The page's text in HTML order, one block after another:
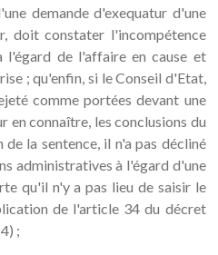
demande d'exequatur d'une
doit constater l'incompétence
l'égard de l'affaire en cause et
; qu'enfin, si le Conseil d'Etat,
comme portées devant une
connaître, les conclusions du
la sentence, il n'a pas décliné
administratives à l'égard d'une
qu'il n'y a pas lieu de saisir le
de l'article 34 du décret
;